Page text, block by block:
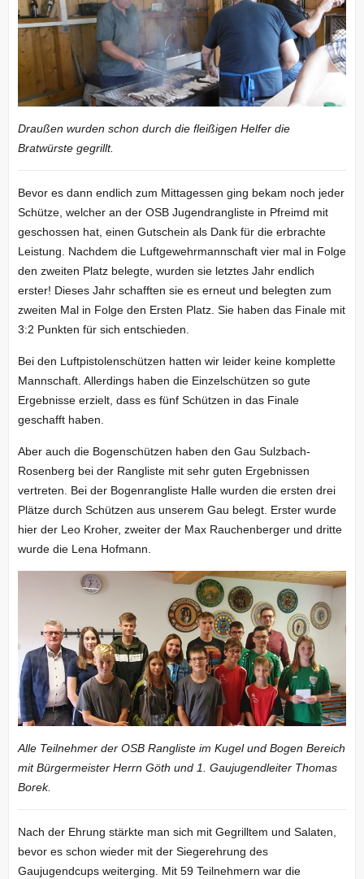
Draußen wurden schon durch die fleißigen Helfer die
Bratwürste gegrillt.
Bevor es dann endlich zum Mittagessen ging bekam noch jeder
Schütze, welcher an der OSB Jugendrangliste in Pfreimd mit
geschossen hat, einen Gutschein als Dank für die erbrachte
Leistung. Nachdem die Luftgewehrmannschaft vier mal in Folge
den zweiten Platz belegte, wurden sie letztes Jahr endlich
erster! Dieses Jahr schafften sie es erneut und belegten zum
zweiten Mal in Folge den Ersten Platz. Sie haben das Finale mit
3:2 Punkten für sich entschieden.
Bei den Luftpistolenschützen hatten wir leider keine komplette
Mannschaft. Allerdings haben die Einzelschützen so gute
Ergebnisse erzielt, dass es fünf Schützen in das Finale
geschafft haben.
Aber auch die Bogenschützen haben den Gau Sulzbach-
Rosenberg bei der Rangliste mit sehr guten Ergebnissen
vertreten. Bei der Bogenrangliste Halle wurden die ersten drei
Plätze durch Schützen aus unserem Gau belegt. Erster wurde
hier der Leo Kroher, zweiter der Max Rauchenberger und dritte
wurde die Lena Hofmann.
Alle Teilnehmer der OSB Rangliste im Kugel und Bogen Bereich
mit Bürgermeister Herrn Göth und 1. Gaujugendleiter Thomas
Borek.
Nach der Ehrung stärkte man sich mit Gegrilltem und Salaten,
bevor es schon wieder mit der Siegerehrung des
Gaujugendcups weiterging. Mit 59 Teilnehmern war die